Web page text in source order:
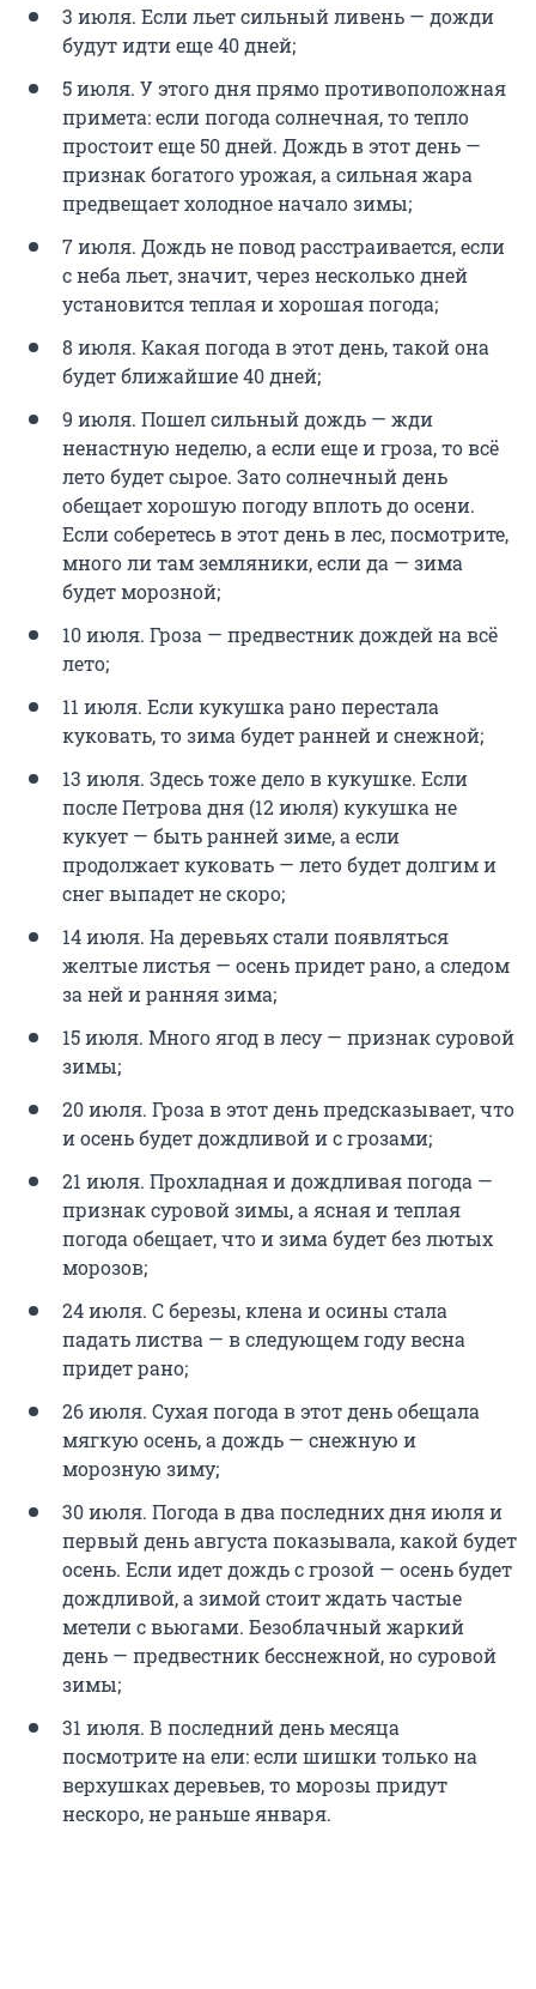
3 июля. Если льет сильный ливень — дожди
будут идти еще 40 дней;
5 июля. У этого дня прямо противоположная
примета: если погода солнечная, то тепло
простоит еще 50 дней. Дождь в этот день —
признак богатого урожая, а сильная жара
предвещает холодное начало зимы;
7 июля. Дождь не повод расстраивается, если
с неба льет, значит, через несколько дней
установится теплая и хорошая погода;
8 июля. Какая погода в этот день, такой она
будет ближайшие 40 дней;
9 июля. Пошел сильный дождь — жди
ненастную неделю, а если еще и гроза, то всё
лето будет сырое. Зато солнечный день
обещает хорошую погоду вплоть до осени.
Если соберетесь в этот день в лес, посмотрите,
много ли там земляники, если да — зима
будет морозной;
10 июля. Гроза — предвестник дождей на всё
лето;
11 июля. Если кукушка рано перестала
куковать, то зима будет ранней и снежной;
13 июля. Здесь тоже дело в кукушке. Если
после Петрова дня (12 июля) кукушка не
кукует — быть ранней зиме, а если
продолжает куковать — лето будет долгим и
снег выпадет не скоро;
14 июля. На деревьях стали появляться
желтые листья — осень придет рано, а следом
за ней и ранняя зима;
15 июля. Много ягод в лесу — признак суровой
зимы;
20 июля. Гроза в этот день предсказывает, что
и осень будет дождливой и с грозами;
21 июля. Прохладная и дождливая погода —
признак суровой зимы, а ясная и теплая
погода обещает, что и зима будет без лютых
морозов;
24 июля. С березы, клена и осины стала
падать листва — в следующем году весна
придет рано;
26 июля. Сухая погода в этот день обещала
мягкую осень, а дождь — снежную и
морозную зиму;
30 июля. Погода в два последних дня июля и
первый день августа показывала, какой будет
осень. Если идет дождь с грозой — осень будет
дождливой, а зимой стоит ждать частые
метели с вьюгами. Безоблачный жаркий
день — предвестник бесснежной, но суровой
зимы;
31 июля. В последний день месяца
посмотрите на ели: если шишки только на
верхушках деревьев, то морозы придут
нескоро, не раньше января.